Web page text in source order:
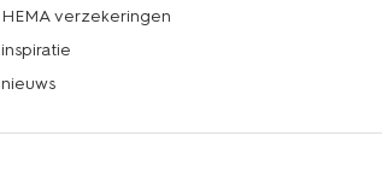
HEMA verzekeringen
inspiratie
nieuws